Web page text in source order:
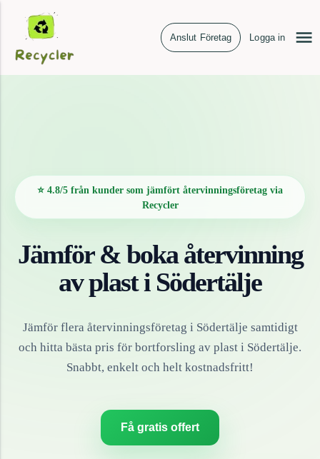
Anslut Företag Logga in
⭐ 4.8/5 från kunder som jämfört återvinningsföretag via
Recycler
Jämför & boka återvinning
avplasti Södertälje
Jämför flera återvinningsföretag i Södertälje samtidigt
och hitta bästa pris för bortforsling av plast i Södertälje.
Snabbt, enkelt och helt kostnadsfritt!
Få gratis offert